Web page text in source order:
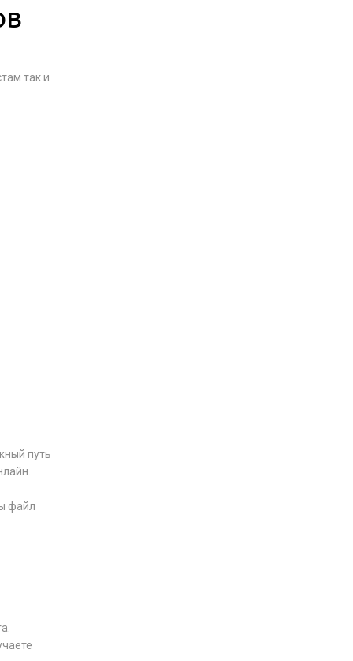
так и
путь
файл